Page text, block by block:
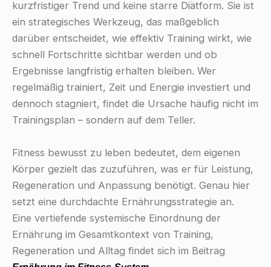
kurzfristiger Trend und keine starre Diätform. Sie ist
ein strategisches Werkzeug, das maßgeblich
darüber entscheidet, wie effektiv Training wirkt, wie
schnell Fortschritte sichtbar werden und ob
Ergebnisse langfristig erhalten bleiben. Wer
regelmäßig trainiert, Zeit und Energie investiert und
dennoch stagniert, findet die Ursache häufig nicht im
Trainingsplan – sondern auf dem Teller.
Fitness bewusst zu leben bedeutet, dem eigenen
Körper gezielt das zuzuführen, was er für Leistung,
Regeneration und Anpassung benötigt. Genau hier
setzt eine durchdachte Ernährungsstrategie an.
Eine vertiefende systemische Einordnung der
Ernährung im Gesamtkontext von Training,
Regeneration und Alltag findet sich im Beitrag